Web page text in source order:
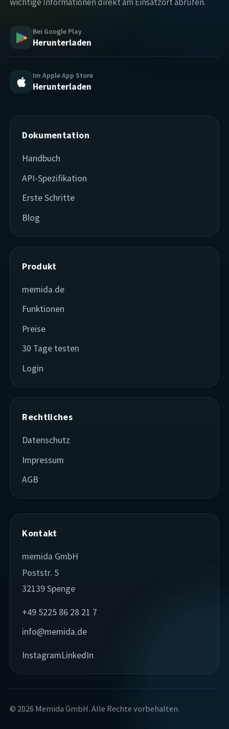
Bei Google Play
Herunterladen
Im Apple App Store
Herunterladen
Dokumentation
Handbuch
API-Spezifikation
Erste Schritte
Blog
Produkt
memida.de
Funktionen
Preise
30 Tage testen
Login
Rechtliches
Datenschutz
Impressum
AGB
Kontakt
memida GmbH
Poststr. 5
32139 Spenge
+49 5225 86 28 21 7
info@memida.de
InstagramLinkedIn
© 2026 Memida GmbH. Alle Rechte vorbehalten.